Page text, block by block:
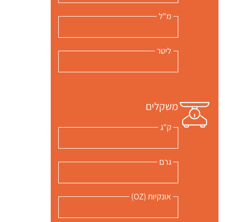
שלי "פודיק" כמנויים עוד היום!
כמנויים ותלחצו על הפעמון תקבלו התראה לטלפון הנייד ברגע שעולה מתכון חדש לערוץ,
מ"ל
ליטר
משקלים
ק"ג
גרם
אונקיות (OZ)